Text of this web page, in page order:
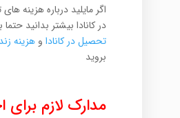
اگر مایلید درباره هزینه
در کانادا بیشتر بدانید
تحصیل در کانادا و هزینه
بروید
مدارک لازم